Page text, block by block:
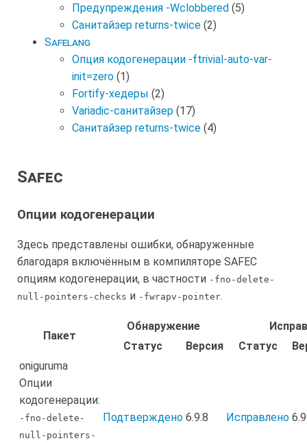
Предупреждения -Wclobbered (5)
Санитайзер returns-twice (2)
Safelang
Опция кодогенерации -ftrivial-auto-var-
init=zero (1)
Fortify-хедеры (2)
Variadic-санитайзер (17)
Санитайзер returns-twice (4)
Safec
Опции кодогенерации
Здесь представлены ошибки, обнаруженные
благодаря включённым в компиляторе SAFEC
опциям кодогенерации, в частности -fno-delete-
null-pointers-checks и -fwrapv-pointer.
Пакет
Обнаружение
Статус
Версия Статус
oniguruma
Опции
кодогенерации:
-fno-delete-
null-pointers-
Подтверждено 6.9.8 Исправлено